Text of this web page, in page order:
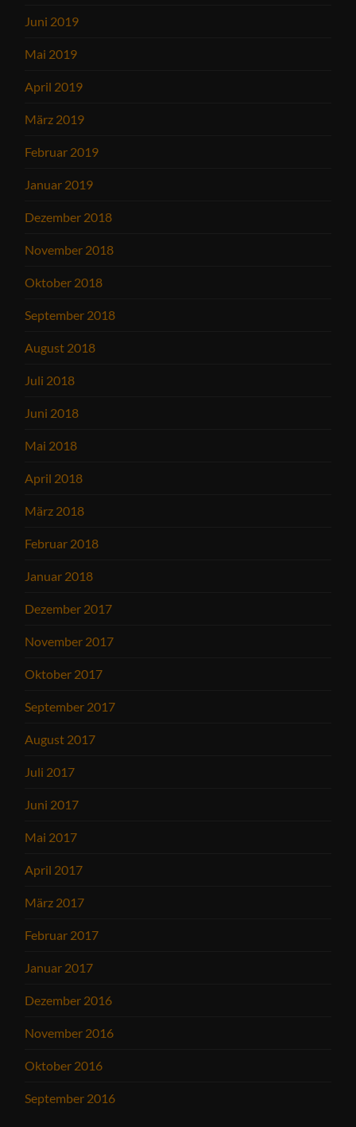
Juni 2019
Mai 2019
April 2019
März 2019
Februar 2019
Januar 2019
Dezember 2018
November 2018
Oktober 2018
September 2018
August 2018
Juli 2018
Juni 2018
Mai 2018
April 2018
März 2018
Februar 2018
Januar 2018
Dezember 2017
November 2017
Oktober 2017
September 2017
August 2017
Juli 2017
Juni 2017
Mai 2017
April 2017
März 2017
Februar 2017
Januar 2017
Dezember 2016
November 2016
Oktober 2016
September 2016